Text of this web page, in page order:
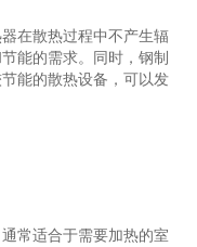
在散热过程中不产生辐
能的需求。同时，钢制
能的散热设备，可以发
常适合于需要加热的室